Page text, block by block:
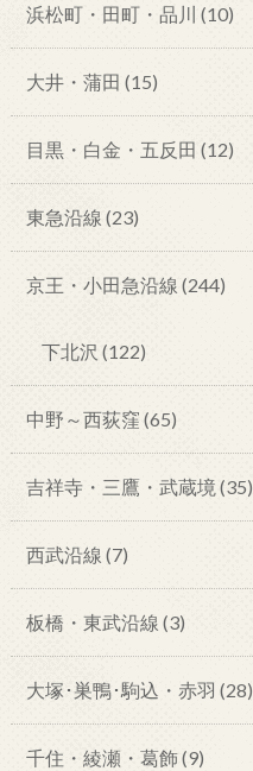
浜松町・田町・品川 (10)
大井・蒲田 (15)
目黒・白金・五反田 (12)
東急沿線 (23)
京王・小田急沿線 (244)
下北沢 (122)
中野～西荻窪 (65)
吉祥寺・三鷹・武蔵境 (35)
西武沿線 (7)
板橋・東武沿線 (3)
大塚･巣鴨･駒込・赤羽 (28)
千住・綾瀬・葛飾(9)